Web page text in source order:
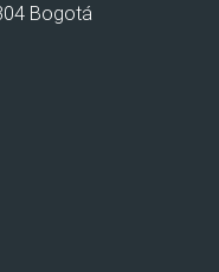
Bogotá